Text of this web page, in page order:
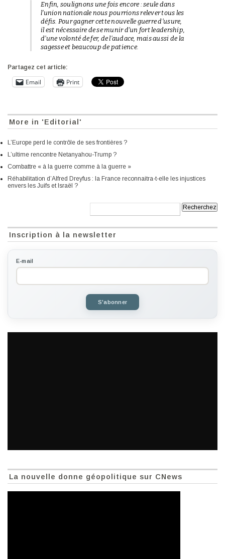
Enfin, soulignons une fois encore : seule dans
l’union nationale nous pourrions relever tous les
défis. Pour gagner cette nouvelle guerre d’usure,
il est nécessaire de se munir d’un fort leadership,
d’une volonté de fer, de l’audace, mais aussi de la
sagesse et beaucoup de patience.
Partagez cet article:
Email Print
More in 'Editorial'
L’Europe perd le contrôle de ses frontières ?
L’ultime rencontre Netanyahou-Trump ?
Combattre « à la guerre comme à la guerre »
Réhabilitation d’Alfred Dreyfus : la France reconnaitra-t-elle les injustices
envers les Juifs et Israël ?
Inscription à la newsletter
E-mail
S'abonner
La nouvelle donne géopolitique sur CNews